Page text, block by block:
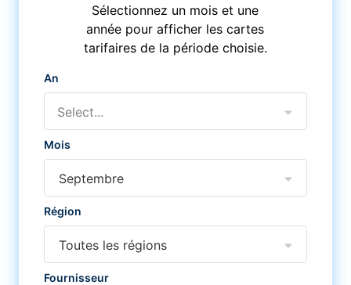
Sélectionnez un mois et une
année pour afficher les cartes
tarifaires de la période choisie.
An
Select...
Mois
Septembre
Région
Toutes les régions
Fournisseur